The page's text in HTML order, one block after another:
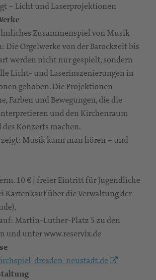
– Licht und Laserprojektionen
Zusammenspiel von Musik
Die Orgelwerke von der Barockzeit bis
werden nicht nur gespielt, sondern
Licht- und Laserinszenierungen in
gehoben. Die Projektionen
Farben und Bewegungen, die die
und den Kirchenraum
Konzerts machen.
zeigt: Musik kann man hören – und
10 € | freier Eintritt für Jugendliche
Kartenkauf über die Verwaltung der
Martin-Luther-Platz 5 zu den
und unter www.reservix.de
dresden-neustadt.de